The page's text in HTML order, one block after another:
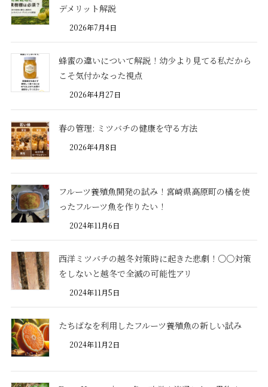
デメリット解説
2026年7月4日
蜂蜜の違いについて解説！幼少より見てる私だから
こそ気付かなった視点
2026年4月27日
春の管理: ミツバチの健康を守る方法
2026年4月8日
フルーツ養殖魚開発の試み！宮崎県高原町の橘を使
ったフルーツ魚を作りたい！
2024年11月6日
西洋ミツバチの越冬対策時に起きた悲劇！○○対策
をしないと越冬で全滅の可能性アリ
2024年11月5日
たちばなを利用したフルーツ養殖魚の新しい試み
2024年11月2日